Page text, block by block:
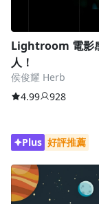
Lightroom 電影
人！
侯俊耀 Herb
4.99
928
Plus 好評推薦